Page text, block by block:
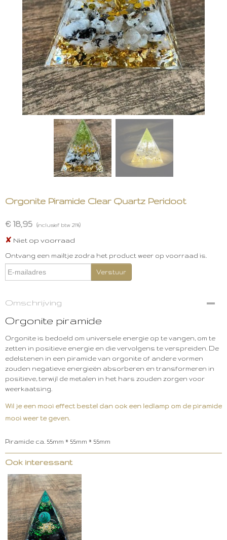
Orgonite Piramide Clear Quartz Peridoot
€ 18,95 (inclusief btw 21%)
✘ Niet op voorraad
Ontvang een mailtje zodra het product weer op voorraad is.
Verstuur
Omschrijving
Orgonite piramide
Orgonite is bedoeld om universele energie op te vangen, om te
zetten in positieve energie en die vervolgens te verspreiden. De
edelstenen in een piramide van orgonite of andere vormen
zouden negatieve energieën absorberen en transformeren in
positieve, terwijl de metalen in het hars zouden zorgen voor
weerkaatsing.
Wil je een mooi effect bestel dan ook een ledlamp om de piramide
mooi weer te geven.
Piramide ca. 55mm * 55mm * 55mm
Ook interessant